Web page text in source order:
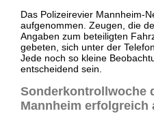
Das Polizeirevier Mannheim-
aufgenommen. Zeugen, die
Angaben zum beteiligten
gebeten, sich unter der
Jede noch so kleine
entscheidend sein.
Sonderkontrollwoche
Mannheim erfolgreich